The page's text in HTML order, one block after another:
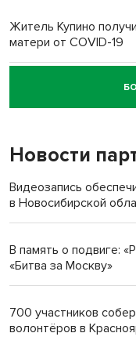
Житель Купино
матери от COVID-19
Новосибирский суд
пенсионерки на
Новости
Видеозапись
в Новосибирской
В память о подвиге:
«Битва за Москву»
700 участников
волонтёров в